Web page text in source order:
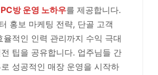
방 운영 노하우를 제공합니다.
홍보 마케팅 전략, 단골 고객
율적인 인력 관리까지 수익 극대
팁을 공유합니다. 업주님들 간
성공적인 매장 운영을 시작하